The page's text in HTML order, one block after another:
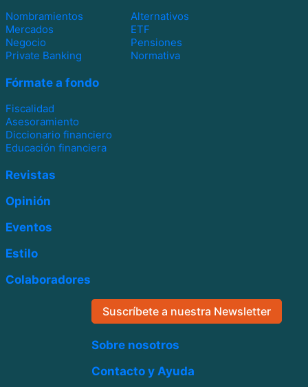
Nombramientos
Alternativos
Mercados
ETF
Negocio
Pensiones
Private Banking
Normativa
Fórmate a fondo
Fiscalidad
Asesoramiento
Diccionario financiero
Educación financiera
Revistas
Opinión
Eventos
Estilo
Colaboradores
Suscríbete a nuestra Newsletter
Sobre nosotros
Contacto y Ayuda